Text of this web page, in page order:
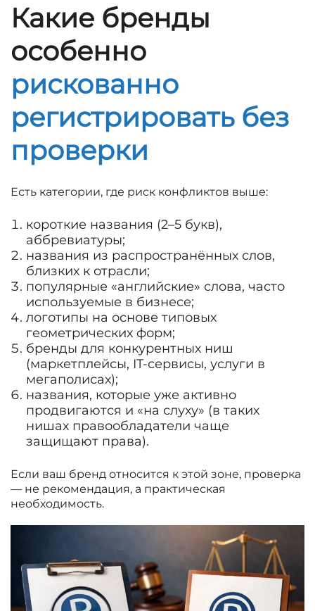
Какие бренды
особенно
рискованно
регистрировать без
проверки
Есть категории, где риск конфликтов выше:
короткие названия (2–5 букв),
аббревиатуры;
названия из распространённых слов,
близких к отрасли;
популярные «английские» слова, часто
используемые в бизнесе;
логотипы на основе типовых
геометрических форм;
бренды для конкурентных ниш
(маркетплейсы, IT-сервисы, услуги в
мегаполисах);
названия, которые уже активно
продвигаются и «на слуху» (в таких
нишах правообладатели чаще
защищают права).
Если ваш бренд относится к этой зоне, проверка
— не рекомендация, а практическая
необходимость.